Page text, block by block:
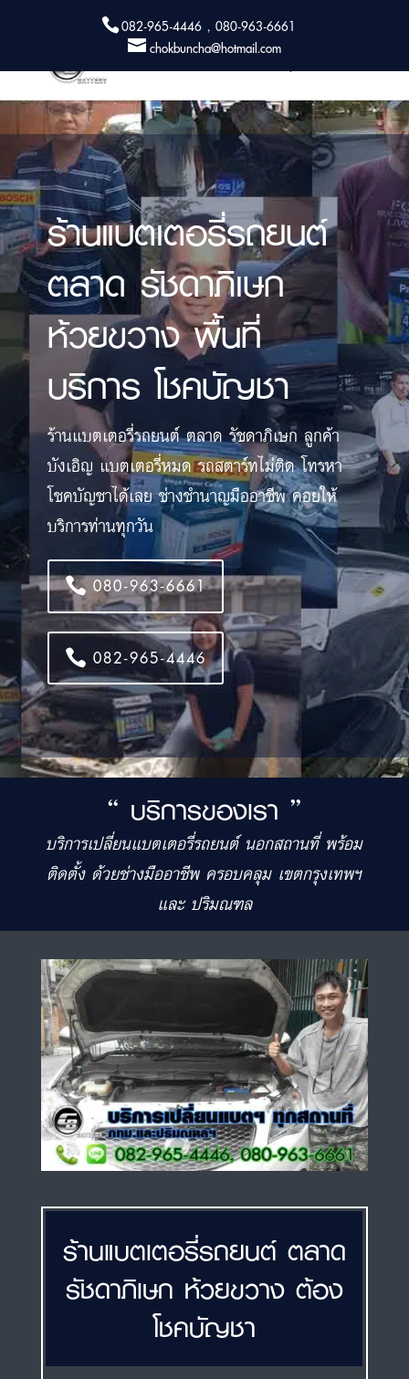
082-965-4446 , 080-963-6661
chokbuncha@hotmail.com
ร้านแบตเตอรี่รถยนต์
ตลาด รัชดาภิเษก
ห้วยขวาง พื้นที่
บริการ โชคบัญชา
ร้านแบตเตอรี่รถยนต์ ตลาด รัชดาภิเษก ลูกค้า
บังเอิญ แบตเตอรี่หมด รถสตาร์ทไม่ติด โทรหา
โชคบัญชาได้เลย ช่างชำนาญมืออาชีพ คอยให้
บริการท่านทุกวัน
080-963-6661
082-965-4446
“ บริการของเรา ”
บริการเปลี่ยนแบตเตอรี่รถยนต์ นอกสถานที่ พร้อม
ติดตั้ง ด้วยช่างมืออาชีพ ครอบคลุม เขตกรุงเทพฯ
และ ปริมณฑล
ร้านแบตเตอรี่รถยนต์ ตลาด
รัชดาภิเษก ห้วยขวาง ต้อง
โชคบัญชา